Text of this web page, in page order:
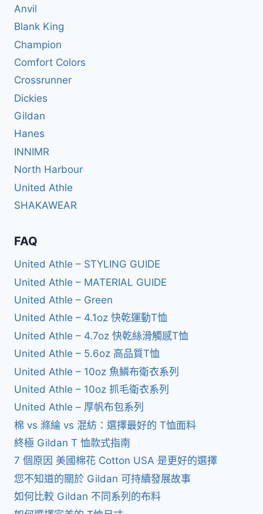
Anvil
Blank King
Champion
Comfort Colors
Crossrunner
Dickies
Gildan
Hanes
INNIMR
North Harbour
United Athle
SHAKAWEAR
FAQ
United Athle – STYLING GUIDE
United Athle – MATERIAL GUIDE
United Athle – Green
United Athle – 4.1oz 快乾運動T恤
United Athle – 4.7oz 快乾絲滑觸感T恤
United Athle – 5.6oz 高品質T恤
United Athle – 10oz 魚鱗布衛衣系列
United Athle – 10oz 抓毛衛衣系列
United Athle – 厚帆布包系列
棉 vs 滌綸 vs 混紡：選擇最好的 T恤面料
終極 Gildan T 恤款式指南
7 個原因 美國棉花 Cotton USA 是更好的選擇
您不知道的關於 Gildan 可持續發展故事
如何比較 Gildan 不同系列的布料